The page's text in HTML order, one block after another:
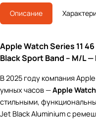
Описание
Apple Watch Series 11
Black Sport Band – M/L
В 2025 году компания
умных часов —Apple
стильными,
Jet Black Aluminium с